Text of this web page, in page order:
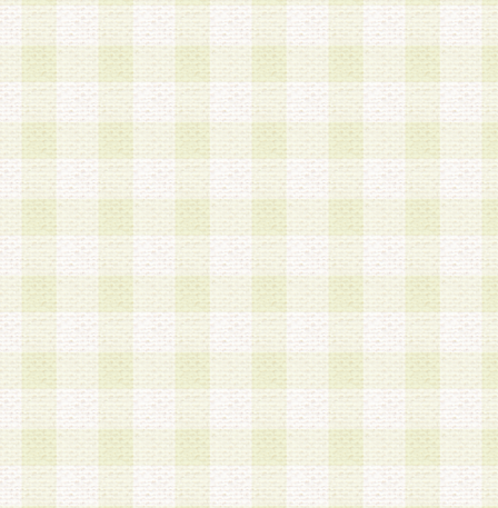
スワードを使用するものとします。
2.登録の際に当社が付与したログインIDおよびパ
の使用に関しては、全て会員本人がその責任を負
3.会員は、当社から付与されたログインIDおよび
貸与、名義変更、売買その他形態を問わず第三者
ならないものとします。
4.当社は、会員によるログインIDおよびパスワー
盗用など第三者の利用に伴う損害の発生について
き事由の有無、その他原因の如何を問わず、一切
のとします。
第5条 会員の登録情報
1.当社は、会員の登録情報に含まれる氏名・住所
アドレス等会員個人を識別できる情報を当社が別
シーポリシー
」に基づき適切に取り扱うものとし
は、当該個人情報を以下の各号に定める目的に利